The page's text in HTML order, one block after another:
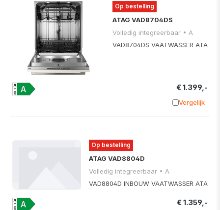
Op bestelling
ATAG VAD8704DS
Volledig integreerbaar • A
VAD8704DS VAATWASSER ATA
€ 1.399,-
Vergelijk
Op bestelling
ATAG VAD8804D
Volledig integreerbaar • A
VAD8804D INBOUW VAATWASSER ATA
€ 1.359,-